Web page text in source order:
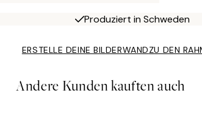
Produziert in Schweden
ERSTELLE DEINE BILDERWANDZU DEN
Andere Kunden kauften auch